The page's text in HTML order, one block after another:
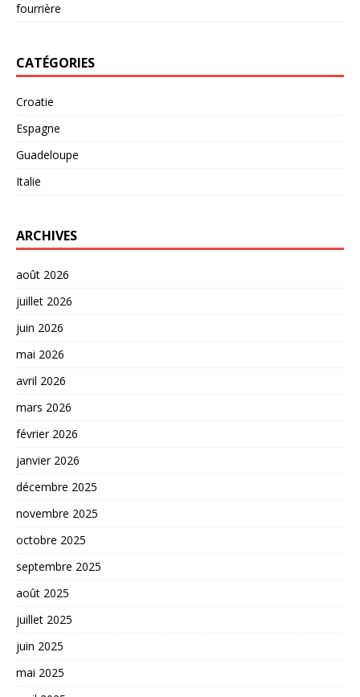
fourrière
CATÉGORIES
Croatie
Espagne
Guadeloupe
Italie
ARCHIVES
août 2026
juillet 2026
juin 2026
mai 2026
avril 2026
mars 2026
février 2026
janvier 2026
décembre 2025
novembre 2025
octobre 2025
septembre 2025
août 2025
juillet 2025
juin 2025
mai 2025